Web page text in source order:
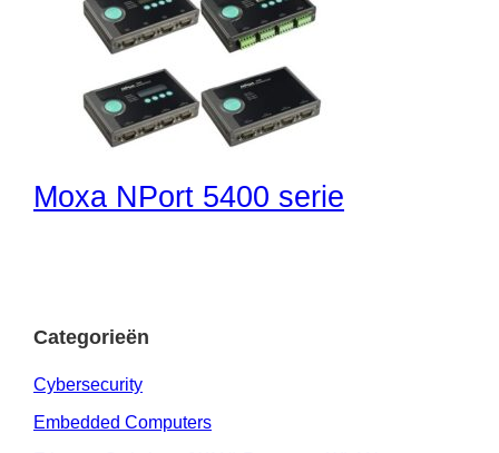
Moxa NPort 5400 serie
Categorieën
Cybersecurity
Embedded Computers